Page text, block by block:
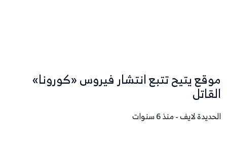
موقع يتيح تتبع انتشار فيروس «كورونا»
القاتل
الحديدة لايف - منذ 6 سنوات